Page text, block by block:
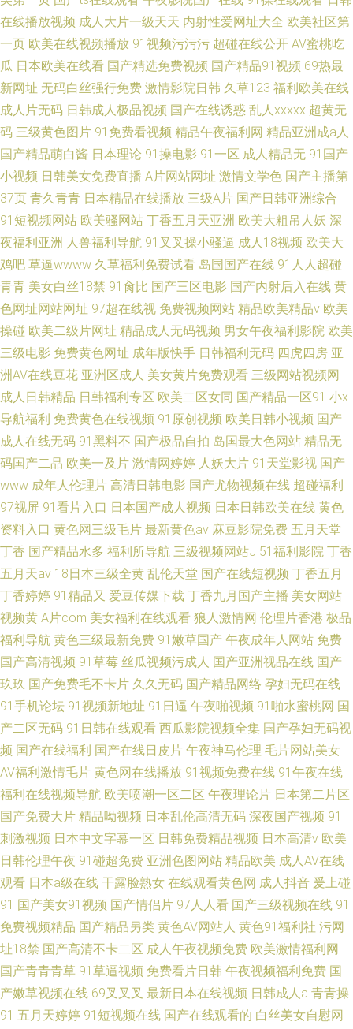
在线播放视频 成人大片一级天天 内射性爱网址大全 欧美社区第
一页 欧美在线视频播放 91视频污污污 超碰在线公开 AV蜜桃吃
瓜 日本欧美在线看 国产精选免费视频 国产精品91视频 69热最
新网址 无码白丝强行免费 激情影院日韩 久草123 福利欧美在线
成人片无码 日韩成人极品视频 国产在线诱惑 乱人xxxxx 超黄无
码 三级黄色图片 91免费看视频 精品午夜福利网 精品亚洲成a人
国产精品萌白酱 日本理论 91操电影 91一区 成人精品无 91国产
小视频 日韩美女免费直播 A片网站网址 激情文学色 国产主播第
37页 青久青青 日本精品在线播放 三级A片 国产日韩亚洲综合
91短视频网站 欧美骚网站 丁香五月天亚洲 欧美大粗吊人妖 深
夜福利亚洲 人兽福利导航 91叉叉操小骚逼 成人18视频 欧美大
鸡吧 草逼wwww 久草福利免费试看 岛国国产在线 91人人超碰
青青 美女白丝18禁 91肏比 国产三区电影 国产内射后入在线 黄
色网址网站网址 97超在线视 免费视频网站 精品欧美精品v 欧美
操碰 欧美二级片网址 精品成人无码视频 男女午夜福利影院 欧美
三级电影 免费黄色网址 成年版快手 日韩福利无码 四虎四房 亚
洲AV在线豆花 亚洲区成人 美女黄片免费观看 三级网站视频网
成人日韩精品 日韩福利专区 欧美二区女同 国产精品一区91 小x
导航福利 免费黄色在线视频 91原创视频 欧美日韩小视频 国产
成人在线无码 91黑料不 国产极品自拍 岛国最大色网站 精品无
码国产二品 欧美一及片 激情网婷婷 人妖大片 91天堂影视 国产
www 成年人伦理片 高清日韩电影 国产尤物视频在线 超碰福利
97视屏 91看片入口 日本国产成人视频 日本日韩欧美在线 黄色
资料入口 黄色网三级毛片 最新黄色av 麻豆影院免费 五月天堂
丁香 国产精品水多 福利所导航 三级视频网站J 51福利影院 丁香
五月天av 18日本三级全黄 乱伦天堂 国产在线短视频 丁香五月
丁香婷婷 91精品又 爱豆传媒下载 丁香九月国产主播 美女网站
视频黄 A片com 美女福利在线观看 狼人激情网 伦理片香港 极品
福利导航 黄色三级最新免费 91嫩草国产 午夜成年人网站 免费
国产高清视频 91草莓 丝瓜视频污成人 国产亚洲视品在线 国产
玖玖 国产免费毛不卡片 久久无码 国产精品网络 孕妇无码在线
91手机论坛 91视频新地址 91日逼 午夜啪视频 91啪水蜜桃网 国
产二区无码 91日韩在线观看 西瓜影院视频全集 国产孕妇无码视
频 国产在线福利 国产在线日皮片 午夜神马伦理 毛片网站美女
AV福利激情毛片 黄色网在线播放 91视频免费在线 91午夜在线
福利在线视频导航 欧美喷潮一区二区 午夜理论片 日本第二片区
国产免费大片 精品呦视频 日本乱伦高清无码 深夜国产视频 91
刺激视频 日本中文字幕一区 日韩免费精品视频 日本高清v 欧美
日韩伦理午夜 91碰超免费 亚洲色图网站 精品欧美 成人AV在线
观看 日本a级在线 干露脸熟女 在线观看黄色网 成人抖音 爰上碰
91 国产美女91视频 国产情侣片 97人人看 国产三级视频在线 91
免费视频精品 国产精品另类 黄色AV网站人 黄色91福利社 污网
址18禁 国产高清不卡二区 成人午夜视频免费 欧美激情福利网
国产青青青草 91草逼视频 免费看片日韩 午夜视频福利免费 国
产嫩草视频在线 69叉叉叉 最新日本在线视频 日韩成人a 青青操
91 五月天婷婷 91短视频在线 国产在线观看的 白丝美女自慰网